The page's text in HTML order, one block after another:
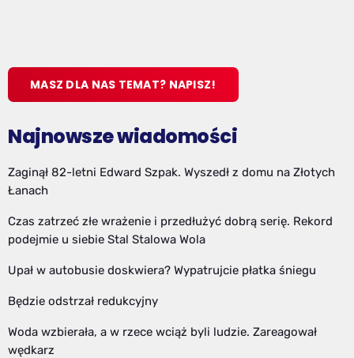
MASZ DLA NAS TEMAT? NAPISZ!
Najnowsze wiadomości
Zaginął 82-letni Edward Szpak. Wyszedł z domu na Złotych
Łanach
Czas zatrzeć złe wrażenie i przedłużyć dobrą serię. Rekord
podejmie u siebie Stal Stalowa Wola
Upał w autobusie doskwiera? Wypatrujcie płatka śniegu
Będzie odstrzał redukcyjny
Woda wzbierała, a w rzece wciąż byli ludzie. Zareagował
wędkarz